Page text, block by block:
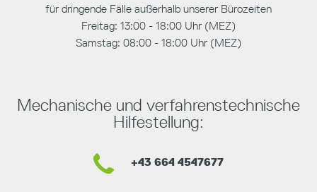
für dringende Fälle außerhalb unserer Bürozeiten
Freitag: 13:00 - 18:00 Uhr (MEZ)
Samstag: 08:00 - 18:00 Uhr (MEZ)
Mechanische und verfahrenstechnische
Hilfestellung:
+43 664 4547677